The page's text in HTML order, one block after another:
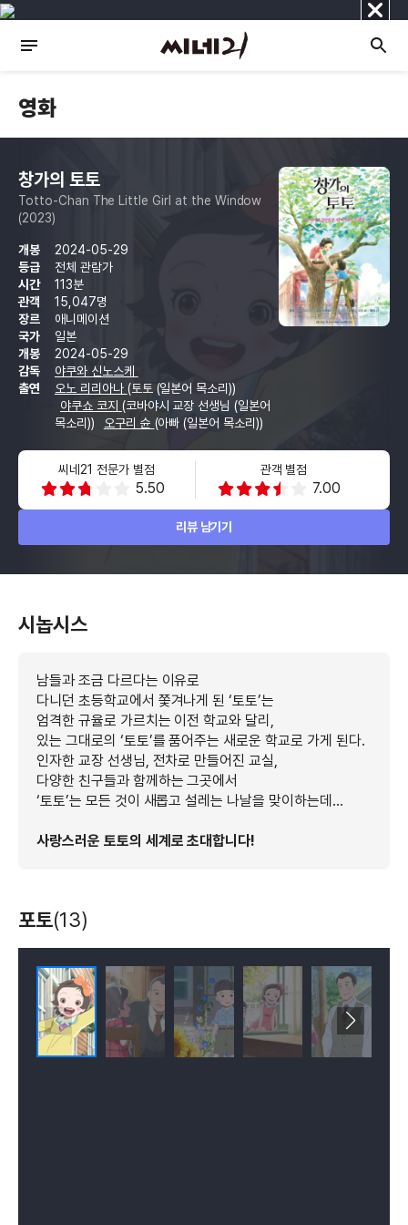
닫
기
영화
창가의 토토
Totto-Chan The Little Girl at the Window
(2023)
개봉
2024-05-29
등급
전체 관람가
시간
113분
관객
15,047명
장르
애니메이션
국가
일본
개봉
2024-05-29
감독
야쿠와 신노스케
출연
오노 리리아나 (토토 (일본어 목소리))
야쿠쇼 코지 (코바야시 교장 선생님 (일본어
목소리))
오구리 슌 (아빠 (일본어 목소리))
씨네21 전문가 별점
5.50
관객 별점
7.00
리뷰 남기기
시놉시스
남들과 조금 다르다는 이유로
다니던 초등학교에서 쫓겨나게 된 ‘토토’는
엄격한 규율로 가르치는 이전 학교와 달리,
있는 그대로의 ‘토토’를 품어주는 새로운 학교로 가게 된다.
인자한 교장 선생님, 전차로 만들어진 교실,
다양한 친구들과 함께하는 그곳에서
‘토토’는 모든 것이 새롭고 설레는 나날을 맞이하는데…
사랑스러운 토토의 세계로 초대합니다!
포토(13)